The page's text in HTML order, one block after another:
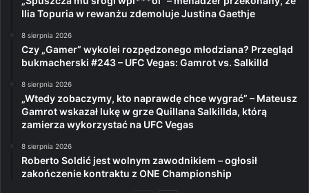
Ilia Topuria w rewanżu zdemoluje Justina Gaethje
8 sierpnia 2026
Czy „Gamer” wykolei rozpędzonego młodziana? Przegląd
bukmacherski #243 – UFC Vegas: Gamrot vs. Salkilld
8 sierpnia 2026
„Wtedy zobaczymy, kto naprawdę chce wygrać” – Mateusz
Gamrot wskazał lukę w grze Quillana Salkillda, którą
zamierza wykorzystać na UFC Vegas
8 sierpnia 2026
Roberto Soldić jest wolnym zawodnikiem – ogłosił
zakończenie kontraktu z ONE Championship